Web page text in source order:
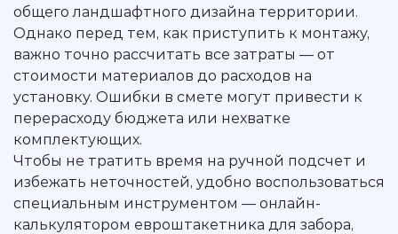
общего ландшафтного дизайна территории.
Однако перед тем, как приступить к монтажу,
важно точно рассчитать все затраты — от
стоимости материалов до расходов на
установку. Ошибки в смете могут привести к
перерасходу бюджета или нехватке
комплектующих.
Чтобы не тратить время на ручной подсчет и
избежать неточностей, удобно воспользоваться
специальным инструментом — онлайн-
калькулятором евроштакетника для забора,